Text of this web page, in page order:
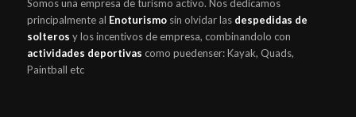
Somos una empresa de turismo activo. Nos dedicamos
principalmente al Enoturismosin olvidar las despedidas de
solteros y los incentivos de empresa, combinandolo con
actividades deportivas como puedenser: Kayak, Quads,
Paintball etc